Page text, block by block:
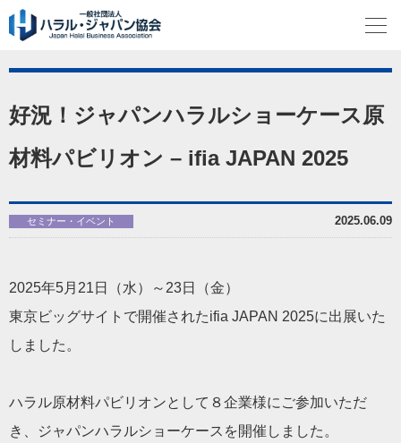
好況！ジャパンハラルショーケース原
材料パビリオン – ifia JAPAN 2025
2025.06.09
セミナー・イベント
2025年5月21日（水）～23日（金）
東京ビッグサイトで開催されたifia JAPAN 2025に出展いた
しました。
ハラル原材料パビリオンとして８企業様にご参加いただ
き、ジャパンハラルショーケースを開催しました。